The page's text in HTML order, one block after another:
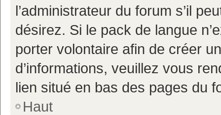
l’administrateur du forum s’il
désirez. Si le pack de langue
porter volontaire afin de créer
d’informations, veuillez vous
lien situé en bas des pages du
Haut